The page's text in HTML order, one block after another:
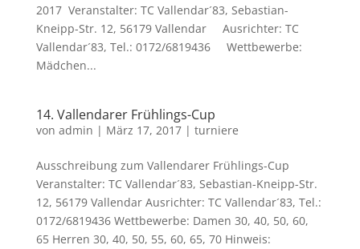
2017 Veranstalter: TC Vallendar´83, Sebastian-
Kneipp-Str. 12, 56179 Vallendar Ausrichter: TC
Vallendar´83, Tel.: 0172/6819436 Wettbewerbe:
Mädchen...
14. Vallendarer Frühlings-Cup
von admin | März 17, 2017| turniere
Ausschreibung zum Vallendarer Frühlings-Cup
Veranstalter: TC Vallendar´83, Sebastian-Kneipp-Str.
12, 56179 Vallendar Ausrichter: TC Vallendar´83, Tel.:
0172/6819436 Wettbewerbe: Damen 30, 40, 50, 60,
65 Herren 30, 40, 50, 55, 60, 65, 70 Hinweis: